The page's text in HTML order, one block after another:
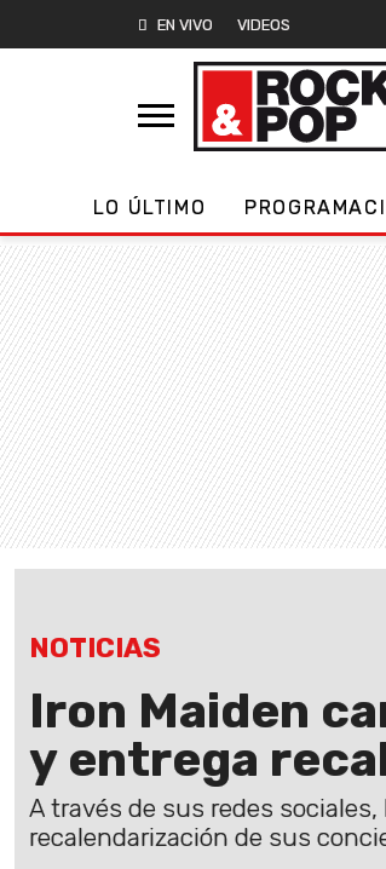
EN VIVO VIDEOS
LO ÚLTIMO
NOTICIAS
Iron Maiden
y entrega
A través de sus redes
recalendarización de sus